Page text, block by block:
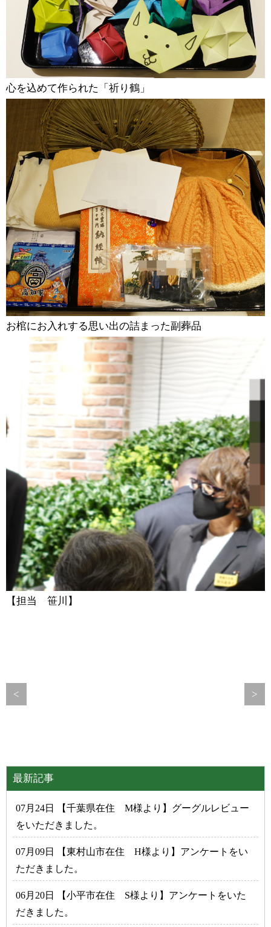
心を込めて作られた「祈り鶴」
お棺にお入れする思い出の詰まった副葬品
【担当 笹川】
< >
最新記事
07月24日 【千葉県在住 M様より】グーグルレビュー
をいただきました。
07月09日 【東村山市在住 H様より】アンケートをい
ただきました。
06月20日 【小平市在住 S様より】アンケートをいた
だきました。